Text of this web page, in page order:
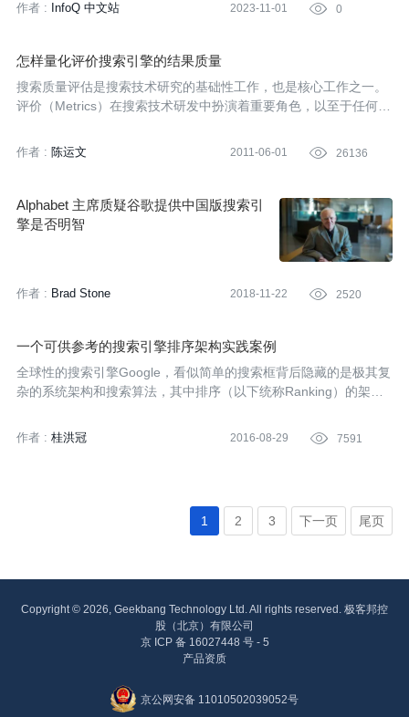
作者 : InfoQ 中文站 2023-11-01  0
怎样量化评价搜索引擎的结果质量
搜索质量评估是搜索技术研究的基础性工作，也是核心工作之一。
评价（Metrics）在搜索技术研发中扮演着重要角色，以至于任何一
关性评价指标和量化评价方法。供对此感兴趣的朋友参考。
作者 : 陈运文 2011-06-01  26136
Alphabet 主席质疑谷歌提供中国版搜索引
擎是否明智
作者 : Brad Stone 2018-11-22  2520
一个可供参考的搜索引擎排序架构实践案例
全球性的搜索引擎Google，看似简单的搜索框背后隐藏的是极其复
杂的系统架构和搜索算法，其中排序（以下统称Ranking）的架构
索排序而一举击败众多竞争对手。本文将介绍有关搜索引擎排序的
作者 : 桂洪冠 2016-08-29  7591
1 2 3 下一页 尾页
Copyright © 2026, Geekbang Technology Ltd. All rights reserved. 极客邦控
股（北京）有限公司
京 ICP 备 16027448 号 - 5
产品资质
京公网安备 11010502039052号